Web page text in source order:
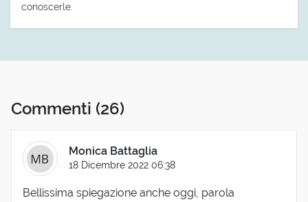
conoscerle.
Commenti (26)
Monica Battaglia
18 Dicembre 2022 06:38
Bellissima spiegazione anche oggi, parola